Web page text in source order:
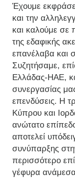
Έχουμε
και την
και καλούμε σε
της εδαφικής
επανέλαβα και
Συζητήσαμε,
Ελλάδας-ΗΑΕ,
συνεργασίας
επενδύσεις. Η
Κύπρου και
ανώτατο
αποτελεί
συνύπαρξης
περισσότερο
γέφυρα